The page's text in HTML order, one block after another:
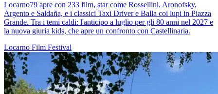
Locarno79 apre con 233 film, star come Rossellini, Aronofsky,
Argento e Saldaña, e i classici Taxi Driver e Balla coi lupi in Piazza
Grande. Tra i temi caldi: l'anticipo a luglio per gli 80 anni nel 2027 e
la nuova giuria kids, che apre un confronto con Castellinaria.
Locarno Film Festival